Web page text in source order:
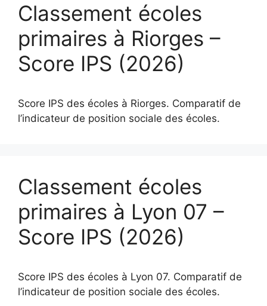
Classement écoles
primaires à Riorges –
Score IPS (2026)
Score IPS des écoles à Riorges. Comparatif de
l’indicateur de position sociale des écoles.
Classement écoles
primaires à Lyon 07 –
Score IPS (2026)
Score IPS des écoles à Lyon 07. Comparatif de
l’indicateur de position sociale des écoles.